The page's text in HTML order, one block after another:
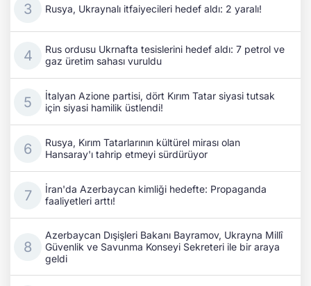
Rusya, Ukraynalı itfaiyecileri hedef aldı: 2 yaralı!
Rus ordusu Ukrnafta tesislerini hedef aldı: 7 petrol ve
gaz üretim sahası vuruldu
İtalyan Azione partisi, dört Kırım Tatar siyasi tutsak
için siyasi hamilik üstlendi!
Rusya, Kırım Tatarlarının kültürel mirası olan
Hansaray'ı tahrip etmeyi sürdürüyor
İran'da Azerbaycan kimliği hedefte: Propaganda
faaliyetleri arttı!
Azerbaycan Dışişleri Bakanı Bayramov, Ukrayna Millî
Güvenlik ve Savunma Konseyi Sekreteri ile bir araya
geldi